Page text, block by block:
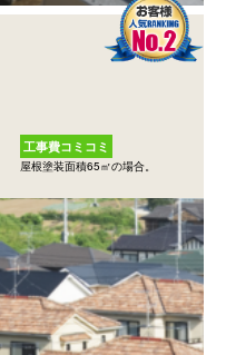
工事費コミコミ
屋根塗装面積65㎡の場合。